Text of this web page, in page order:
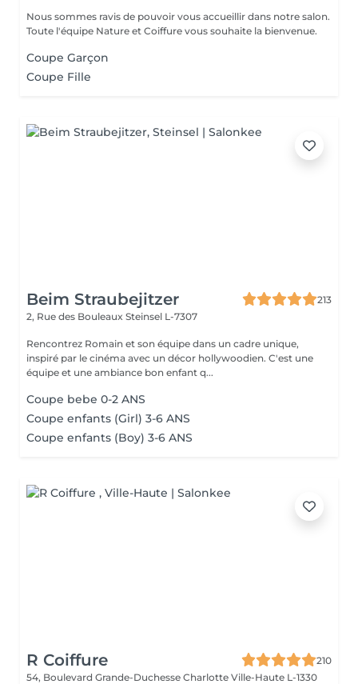
Nous sommes ravis de pouvoir vous accueillir dans notre salon.
Toute l'équipe Nature et Coiffure vous souhaite la bienvenue.
Coupe Garçon
Coupe Fille
Beim Straubejitzer
213
2, Rue des Bouleaux Steinsel L-7307
Rencontrez Romain et son équipe dans un cadre unique,
inspiré par le cinéma avec un décor hollywoodien. C'est une
équipe et une ambiance bon enfant q...
Coupe bebe 0-2 ANS
Coupe enfants (Girl) 3-6 ANS
Coupe enfants (Boy) 3-6 ANS
R Coiffure
210
54, Boulevard Grande-Duchesse Charlotte Ville-Haute L-1330